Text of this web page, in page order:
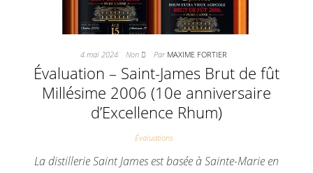
4 mai 2024 Non Par MAXIME FORTIER
Évaluation – Saint-James Brut de fût
Millésime 2006 (10e anniversaire
d’Excellence Rhum)
Évaluations
La distillerie Saint James est basée à Sainte-Marie en